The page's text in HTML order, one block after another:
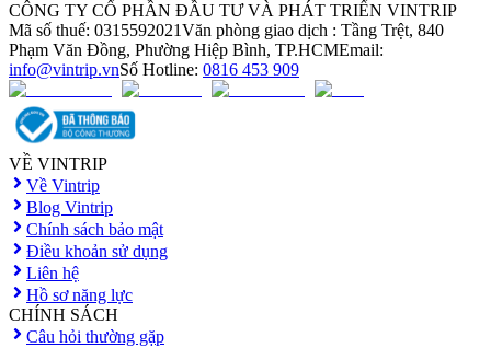
CÔNG TY CỔ PHẦN ĐẦU TƯ VÀ PHÁT TRIỂN VINTRIP
Mã số thuế: 0315592021Văn phòng giao dịch : Tầng Trệt, 840
Phạm Văn Đồng, Phường Hiệp Bình, TP.HCMEmail:
info@vintrip.vnSố Hotline: 0816 453 909
VỀ VINTRIP
Về Vintrip
Blog Vintrip
Chính sách bảo mật
Điều khoản sử dụng
Liên hệ
Hồ sơ năng lực
CHÍNH SÁCH
Câu hỏi thường gặp